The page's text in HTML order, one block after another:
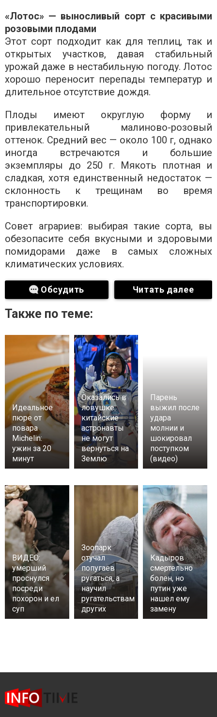
«Лотос» — выносливый сорт с красивыми
розовыми плодами
Этот сорт подходит как для теплиц, так и
открытых участков, давая стабильный
урожай даже в нестабильную погоду. Лотос
хорошо переносит перепады температур и
длительное отсутствие дождя.
Плоды имеют округлую форму и
привлекательный малиново-розовый
оттенок. Средний вес — около 100 г, однако
иногда встречаются и большие
экземпляры до 250 г. Мякоть плотная и
сладкая, хотя единственный недостаток —
склонность к трещинам во время
транспортировки.
Совет аграриев: выбирая такие сорта, вы
обезопасите себя вкусными и здоровыми
помидорами даже в самых сложных
климатических условиях.
Обсудить Читать далее
Также по теме:
Идеальное
пюре от
повара
Michelin:
ужин за 20
минут
Оказались в
ловушке:
китайские
астронавты
не могут
вернуться на
Землю
Парень
выжил после
удара
молнии и
шокировал
поступком
(видео)
ВИДЕО:
умерший
проснулся
посреди
похорон и ел
суп
Зоопарк
отучал
попугаев
ругаться, а
научил
ругательствам
других
Кадыров
смертельно
болен, но
путин уже
нашел ему
замену